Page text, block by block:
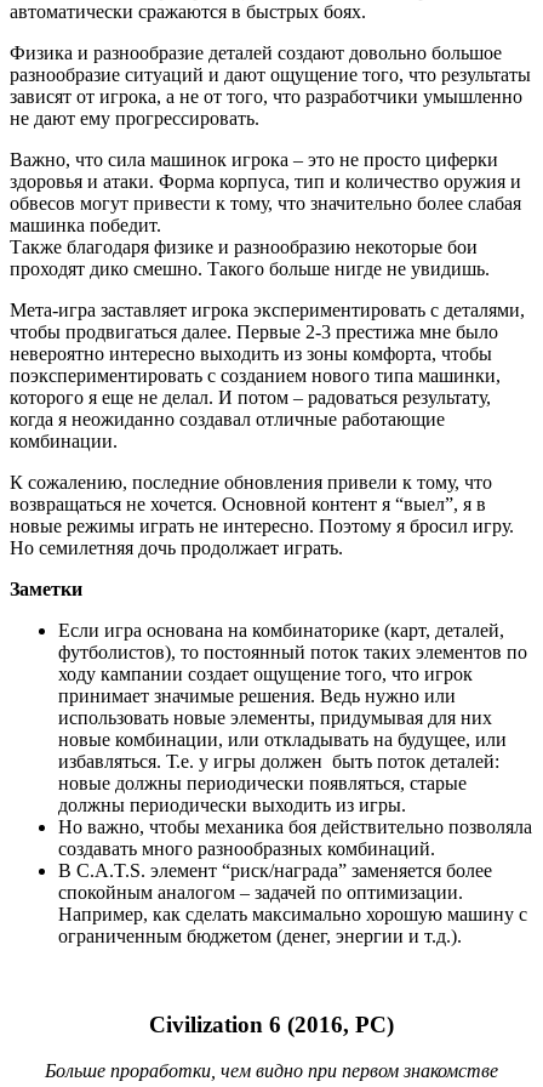
Но семилетняя дочь продолжает играть.
Заметки
Если игра основана на комбинаторике (карт, деталей,
футболистов), то постоянный поток таких элементов по
принимает значимые решения. Ведь нужно или
использовать новые элементы, придумывая для них
новые комбинации, или откладывать на будущее, или
избавляться. Т.е. у игры должен быть поток деталей:
новые должны периодически появляться, старые
должны периодически выходить из игры.
создавать много разнообразных комбинаций.
В C.A.T.S. элемент “риск/награда” заменяется более
спокойным аналогом – задачей по оптимизации.
Например, как сделать максимально хорошую машину с
ограниченным бюджетом (денег, энергии и т.д.).
Civilization 6 (2016, PC)
Больше проработки, чем видно при первом знакомстве
Это игра о построении государства от древних времен до
современности.
С выходом каждой новой части я ожидаю, что за механиками
прочувствую действительное течение истории. Хорошо
помню, как в Civ4 отправлял отряды конницы на границы
своей страны, чтобы защищаться от орд варваров. И это
создавало ощущение того, что я творю настоящую историю.
Civ5 была большим движением к механистичности в ущерб
метафорам реального мира. И хоть я все-равно любил играть в
эту игру, она воспринималась для меня немного пустой.
проблемы игры, и мы с женой дали Цивилизации еще один